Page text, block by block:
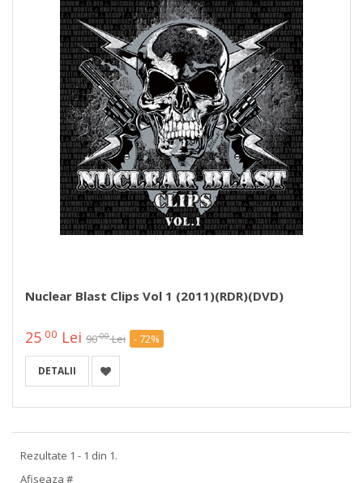
Nuclear Blast Clips Vol 1 (2011)(RDR)(DVD)
25 00 Lei 9000 Lei - 72%
DETALII
Rezultate 1 - 1 din 1.
Afiseaza #